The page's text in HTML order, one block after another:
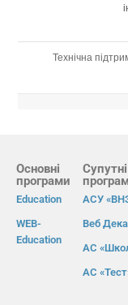
Технічна
Основні
програми
Education
WEB-
Education
Супутні
АСУ
Веб
АС
АС